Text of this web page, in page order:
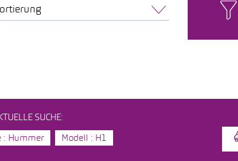
SUCHE:
: Hummer Modell : H1